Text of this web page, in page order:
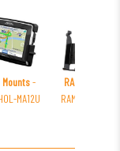
Mounts-
MA12U
RAM Mounts
RAM-B-166-AP1